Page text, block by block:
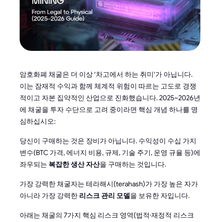
암호화폐 채굴은 더 이상 '차고에서 하는 취미'가 아닙니다.
이는 잠재적 수익과 함께 체계적 위험이 따르는 고도로 경쟁
적이고 자본 집약적인 산업으로 진화했습니다. 2025~2026년
에 채굴을 투자 수단으로 고려 중이라면 핵심 개념 하나를 명
심하십시오:
당신이 구매하는 것은 장비가 아닙니다. 수익성이 수십 가지
변수(BTC 가격, 에너지 비용, 규제, 기술 주기, 운영 규율 등)에
좌우되는 복잡한 생산 자산을 구매하는 것입니다.
가장 강력한 채굴자는 테라해시(terahash)가 가장 높은 자가
아니라 가장 강력한 리스크 관리 모델을 보유한 자입니다.
아래는 채굴의 7가지 핵심 리스크 영역(법적·재정적 리스크